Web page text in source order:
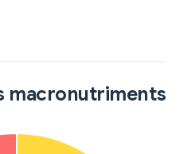
macronutriments